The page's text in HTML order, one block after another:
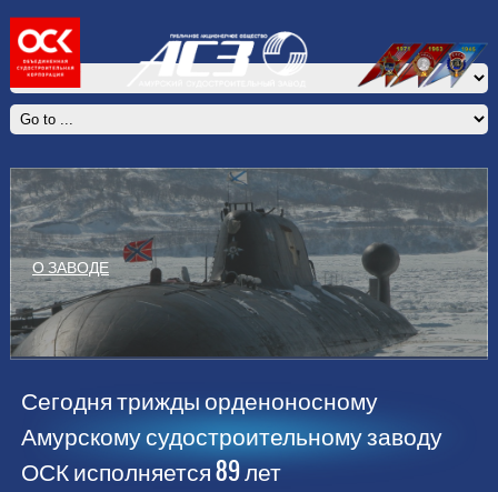
О ЗАВОДЕ
ВАКАНСИИ
Сегодня трижды орденоносному
Амурскому судостроительному заводу
ОСК исполняется 89 лет